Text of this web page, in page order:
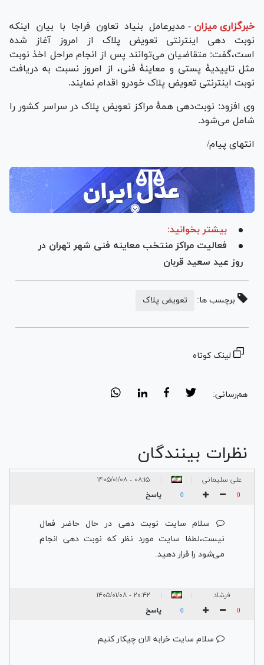
خبرگزاری میزان - مدیرعامل بنیاد تعاون فراجا با بیان اینکه
نوبت دهی اینترنتی تعویض پلاک از امروز آغاز شده
است،گفت: متقاضیان می‌توانند پس از انجام مراحل اخذ نوبت
مثل تاییدیهٔ پستی و معاینهٔ فنی، از امروز نسبت به دریافت
نوبت اینترنتی تعویض پلاک خودرو اقدام نمایند.
وی افزود: نوبت‌دهی همهٔ مراکز تعویض پلاک در سراسر کشور را
شامل می‌شود.
انتهای پیام/
بیشتر بخوانید:
فعالیت مراکز منتخب معاینه فنی شهر تهران در
روز عید سعید قربان
برچسب ها: تعویض پلاک
لینک کوتاه
هم‌رسانی:
نظرات بینندگان
علی سلیمانی ۰۸:۱۵ - ۱۴۰۵/۰۱/۰۸
0
0 پاسخ
سلام سایت نوبت دهی در حال حاضر فعال
نیست،لطفا سایت مورد نظر که نوبت دهی انجام
می‌شود را قرار دهید.
فرشاد ۲۰:۴۲ - ۱۴۰۵/۰۱/۰۸
0
0 پاسخ
سلام سایت خرابه الان چیکار کنیم